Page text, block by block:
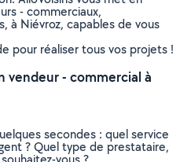
- commerciaux,
à Niévroz, capables de vous
pour réaliser tous vos projets !
vendeur - commercial à
secondes : quel service
? Quel type de prestataire,